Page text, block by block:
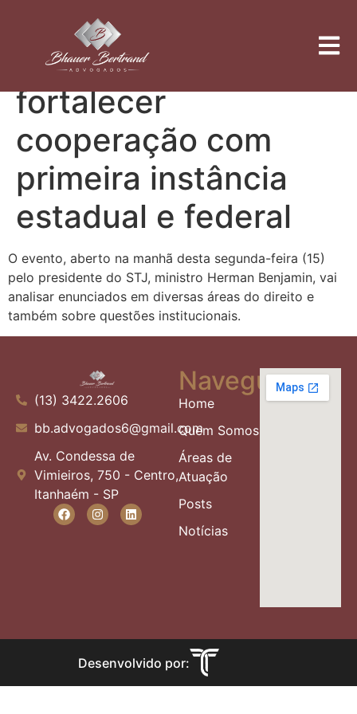
STJ dá início a
congresso para
fortalecer
cooperação com
primeira instância
estadual e federal
O evento, aberto na manhã desta segunda-feira (15)
pelo presidente do STJ, ministro Herman Benjamin, vai
analisar enunciados em diversas áreas do direito e
também sobre questões institucionais.
(13) 3422.2606
bb.advogados6@gmail.com
Av. Condessa de
Vimieiros, 750 - Centro,
Itanhaém - SP
Navegue
Home
Quem Somos
Áreas de
Atuação
Posts
Notícias
Desenvolvido por: